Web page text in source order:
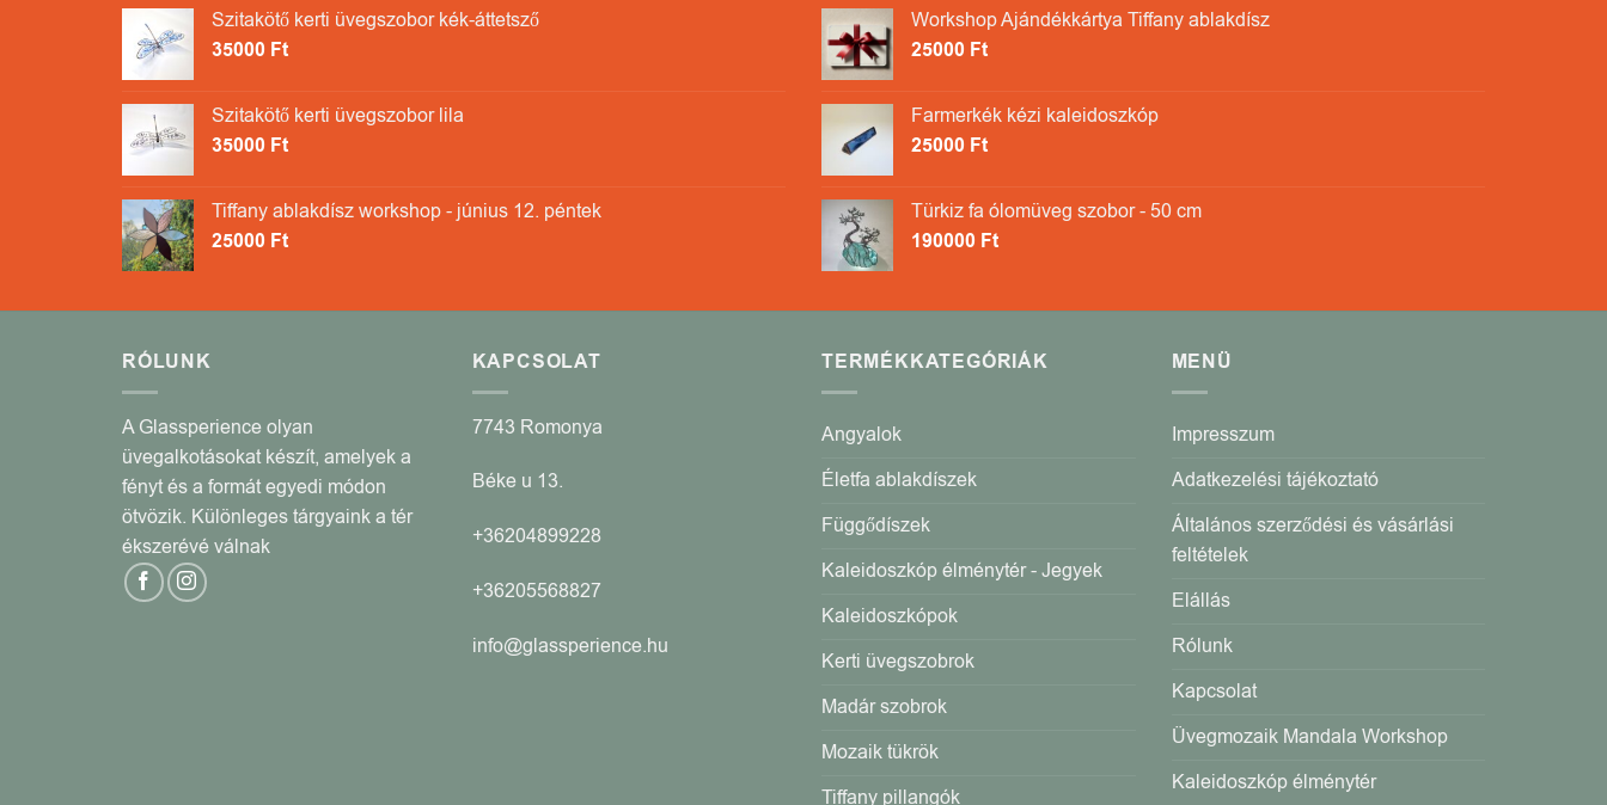
Szitakötő kerti üvegszobor kék-áttetsző
35000 Ft
Szitakötő kerti üvegszobor lila
35000 Ft
Tiffany ablakdísz workshop - június 12. péntek
25000 Ft
Workshop Ajándékkártya Tiffany ablakdísz
25000 Ft
Farmerkék kézi kaleidoszkóp
25000 Ft
Türkiz fa ólomüveg szobor - 50 cm
190000 Ft
RÓLUNK
A Glassperience olyan
üvegalkotásokat készít, amelyek a
fényt és a formát egyedi módon
ötvözik. Különleges tárgyaink a tér
ékszerévé válnak
KAPCSOLAT
7743 Romonya
Béke u 13.
+36204899228
+36205568827
info@glassperience.hu
TERMÉKKATEGÓRIÁK
Angyalok
Életfa ablakdíszek
Függődíszek
Kaleidoszkóp élménytér - Jegyek
Kaleidoszkópok
Kerti üvegszobrok
Madár szobrok
Mozaik tükrök
Tiffany pillangók
MENÜ
Impresszum
Adatkezelési tájékoztató
Általános szerződési és vásárlási
feltételek
Elállás
Rólunk
Kapcsolat
Üvegmozaik Mandala Workshop
Kaleidoszkóp élménytér